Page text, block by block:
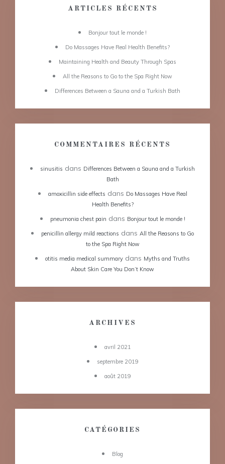
ARTICLES RÉCENTS
Bonjour tout le monde !
Do Massages Have Real Health Benefits?
Maintaining Health and Beauty Through Spas
All the Reasons to Go to the Spa Right Now
Differences Between a Sauna and a Turkish Bath
COMMENTAIRES RÉCENTS
sinusitis dans Differences Between a Sauna and a Turkish
Bath
amoxicillin side effects dans Do Massages Have Real
Health Benefits?
pneumonia chest pain dans Bonjour tout le monde !
penicillin allergy mild reactions dans All the Reasons to Go
to the Spa Right Now
otitis media medical summary dans Myths and Truths
About Skin Care You Don’t Know
ARCHIVES
avril 2021
septembre 2019
août 2019
CATÉGORIES
Blog